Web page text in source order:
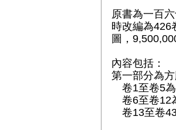
原書為一百
時改編為426
圖，
內容包括：
第一部分為方
卷1至卷5為
卷6至卷12
卷13至卷43